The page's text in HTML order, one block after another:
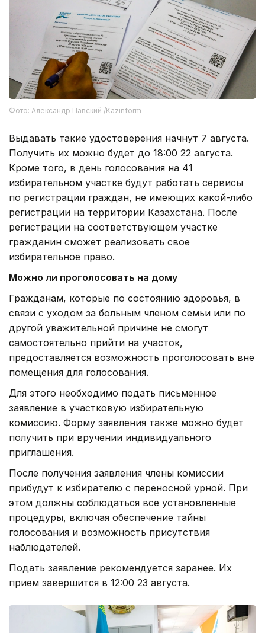
Фото: Александр Павский /Kazinform
Выдавать такие удостоверения начнут 7 августа.
Получить их можно будет до 18:00 22 августа.
Кроме того, в день голосования на 41
избирательном участке будут работать сервисы
по регистрации граждан, не имеющих какой-либо
регистрации на территории Казахстана. После
регистрации на соответствующем участке
гражданин сможет реализовать свое
избирательное право.
Можно ли проголосовать на дому
Гражданам, которые по состоянию здоровья, в
связи с уходом за больным членом семьи или по
другой уважительной причине не смогут
самостоятельно прийти на участок,
предоставляется возможность проголосовать вне
помещения для голосования.
Для этого необходимо подать письменное
заявление в участковую избирательную
комиссию. Форму заявления также можно будет
получить при вручении индивидуального
приглашения.
После получения заявления члены комиссии
прибудут к избирателю с переносной урной. При
этом должны соблюдаться все установленные
процедуры, включая обеспечение тайны
голосования и возможность присутствия
наблюдателей.
Подать заявление рекомендуется заранее. Их
прием завершится в 12:00 23 августа.